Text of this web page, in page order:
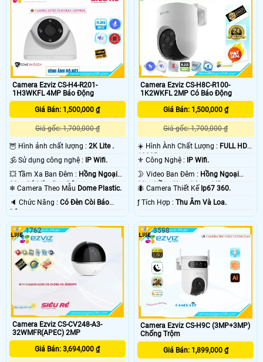
hơn, mang lại hình ảnh rõ nét ngay
cả trong điều kiện ánh sáng mạnh.
Camera còn tiết kiệm 50% dung
lượng với định dạng nén H.265/H
mọi lúc, mọi nơi.
Camera Ezviz CS-H4-R201-
1H3WKFL 4MP Báo Động
Giá Bán: 1,500,000 ₫
Giá gốc: 1,700,000 ₫
🦉 Hình ảnh chất lượng : 2K Lite .
🕉️ Sử dụng công nghệ :
IP Wifi.
💥 Tầm Xa Ban Đêm : Hồng Ngoại
30m Có Màu Ban Ðêm.
❄ Camera Theo Mẫu Dome Plastic.
️🔈 Chức Năng : Có Ðèn Còi Báo
Camera Ezviz CS-H8C-R100-
1K2WKFL 2MP Có Báo Động
Giá Bán: 1,500,000 ₫
Giá gốc: 1,700,000 ₫
☀️ Hình Ành Chất Lượng : FULL HD
1080P .
⚜️ Công Nghệ :
IP Wifi.
🌛 Video Ban Đêm : Hồng Ngoại
30m Hồng Ngoại Smart IR.
🐜 Camera Thiết Kế Ip67 360.
️ƒ Tích Hợp :Thu Âm Và Loa.
Camera Ezviz CS-CV248-A3-
32WMFR(APEC) 2MP
Giá Bán: 3,694,000 ₫
1762
Camera Ezviz CS-H9C (3MP+3MP)
Chống Trộm
Giá Bán: 1,899,000 ₫
3598